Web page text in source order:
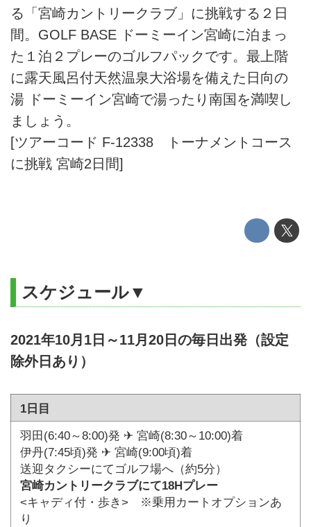
る「宮崎カントリークラブ」に挑戦する２日
間。GOLF BASE ドーミーイン宮崎に泊まっ
た１泊２プレーのゴルフパックです。最上階
に露天風呂付天然温泉大浴場を備えた日向の
湯 ドーミーイン宮崎で湯ったり南国を満喫し
ましょう。
[ツアーコード F-12338 トーナメントコース
に挑戦 宮崎2日間]
スケジュール▼
2021年10月1日～11月20日の毎日出発（設定
除外日あり）
1日目
羽田(6:40～8:00)発 ✈ 宮崎(8:30～10:00)着
伊丹(7:45頃)発 ✈ 宮崎(9:00頃)着
送迎タクシーにてゴルフ場へ（約5分）
宮崎カントリークラブにて18Hプレー
<キャディ付・歩き> ※乗用カートオプションあ
り